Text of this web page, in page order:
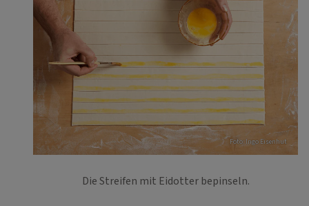
Foto: Ingo Eisenhut
Die Streifen mit Eidotter bepinseln.